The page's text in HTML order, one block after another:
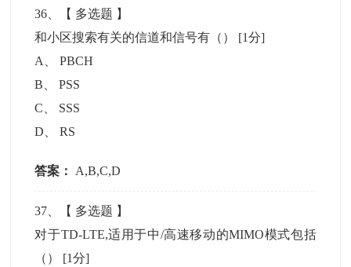
36 、【 多选题 】
和小区搜索有关的信道和信号有（） [1分]
A
、PBCH
B 、PSS
C
SSS
D 、RS
答案： A,B,C,D
37 、【 多选题 】
对于TD-LTE,适用于中/高速移动的MIMO模式包括
（） [1分]